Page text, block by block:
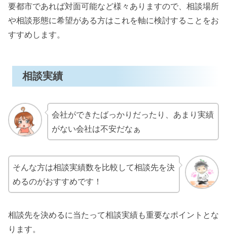
要都市であれば対面可能など様々ありますので、相談場所
や相談形態に希望がある方はこれを軸に検討することをお
すすめします。
相談実績
会社ができたばっかりだったり、あまり実績
がない会社は不安だなぁ
そんな方は相談実績数を比較して相談先を決
めるのがおすすめです！
相談先を決めるに当たって相談実績も重要なポイントとな
ります。